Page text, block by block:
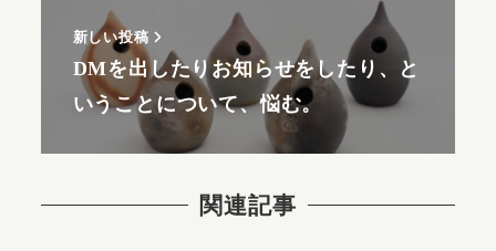
新しい投稿
DMを出したりお知らせをしたり、と
いうことについて、悩む。
関連記事